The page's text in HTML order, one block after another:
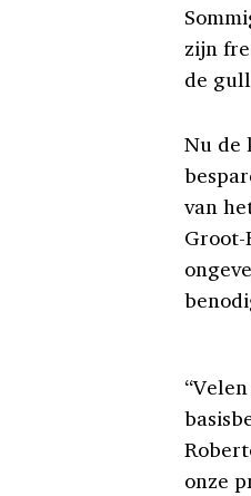
zijn
de
Nu de
van
onze